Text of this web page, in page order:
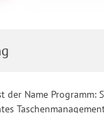
der Name